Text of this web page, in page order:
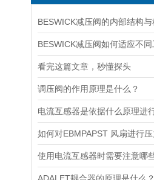
看完这篇文章，秒懂探头
调压阀的作用原理是什么？